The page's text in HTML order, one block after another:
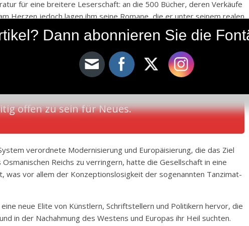
für eine breitere Leserschaft: an die 500 Bücher, deren Verkäufe
Herzen jedoch lagen ihm seine Romane, die er unter seinem realen
vor allem gesellschaftliche und kulturelle Fragen und Probleme,
und Okzident sowie die Folgeerscheinungen der aufoktroyierten
dafür, sich die eigene Identität bewusst zu
offen zu sein für Neues.
verordnete Modernisierung und Europäisierung, die das Ziel
Reichs zu verringern, hatte die Gesellschaft in eine
was vor allem der Konzeptionslosigkeit der sogenannten Tanzimat-
neue Elite von Künstlern, Schriftstellern und Politikern hervor, die
in der Nachahmung des Westens und Europas ihr Heil suchten.
Dann abonnieren Sie die